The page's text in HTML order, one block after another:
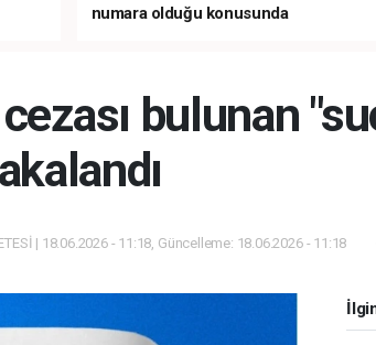
numara olduğu konusunda
bulunan
| 18.06.2026 - 11:18, Güncelleme: 18.06.2026 - 11:18